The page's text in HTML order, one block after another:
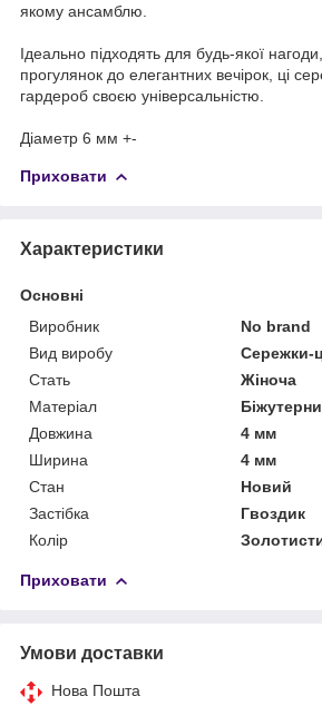
якому ансамблю.
Ідеально підходять для будь-якої
прогулянок до елегантних вечірок, ці
гардероб своєю універсальністю.
Діаметр 6 мм +-
Приховати
Характеристики
Основні
Виробник
No brand
Вид виробу
Сережки-
Стать
Жіноча
Матеріал
Довжина
4 мм
Ширина
4 мм
Стан
Новий
Застібка
Гвоздик
Колір
Приховати
Умови доставки
Нова Пошта